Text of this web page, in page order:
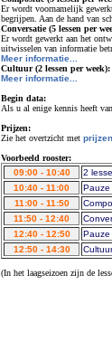
Er wordt voornamelijk
begrijpen. Aan de hand van
Conversatie (5 lessen per
Er wordt gewerkt aan het
uitwisselen van informatie
Meer informatie...
Cultuur (2 lessen per week):
Meer informatie...
Begin data:
Als u al enige kennis heeft
Prijzen:
Zie het overtzicht met
Voorbeeld rooster:
09:00 - 10:40
2
10:40 - 11:00
Pauze
11:00 - 11:50
11:50 - 12:40
12:40 - 12:50
Pauze
12:50 - 14:30
(In het laagseizoen zijn de